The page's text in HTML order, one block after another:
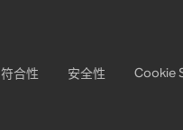
符合性 安全性 Cookie